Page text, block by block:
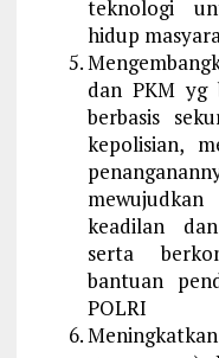
teknologi
hidup
dan PKM yg
berbasis
kepolisian,
keadilan
serta
bantuan
POLRI